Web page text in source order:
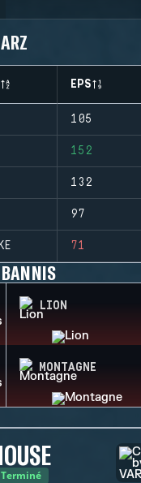
EPS
105
152
132
97
71
LION
MONTAGNE
Terminé